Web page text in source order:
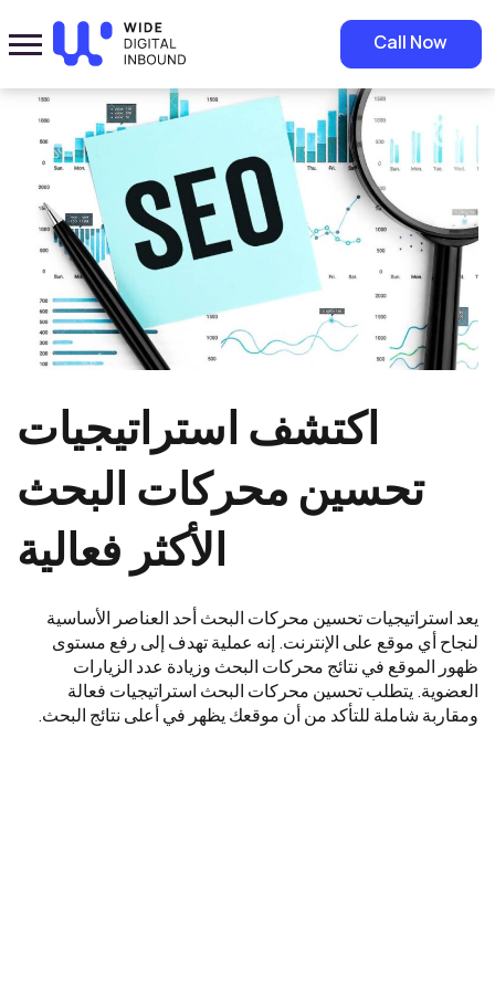
Call Now
Home»Blog » اكتشف استراتيجيات تحسين محركات البحث الأكثر فعالية
اكتشف استراتيجيات
تحسين محركات البحث
الأكثر فعالية
يعد استراتيجيات تحسين محركات البحث أحد العناصر الأساسية
لنجاح أي موقع على الإنترنت. إنه عملية تهدف إلى رفع مستوى
ظهور الموقع في نتائج محركات البحث وزيادة عدد الزيارات
العضوية. يتطلب تحسين محركات البحث استراتيجيات فعالة
ومقاربة شاملة للتأكد من أن موقعك يظهر في أعلى نتائج البحث.